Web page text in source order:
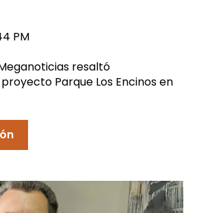
PM
resaltó
Parque Los Encinos en